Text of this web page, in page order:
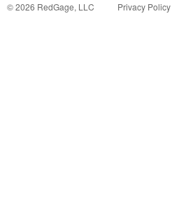
©2026 RedGage, LLC Privacy Policy